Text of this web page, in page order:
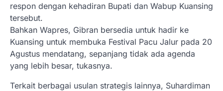
respon dengan kehadiran Bupati dan Wabup Kuansing
tersebut.
Bahkan Wapres, Gibran bersedia untuk hadir ke
Kuansing untuk membuka Festival Pacu Jalur pada 20
Agustus mendatang, sepanjang tidak ada agenda
yang lebih besar, tukasnya.
Terkait berbagai usulan strategis lainnya, Suhardiman